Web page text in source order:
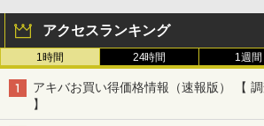
アクセスランキング
1時間 24時間 1週間
アキバお買い得価格情報（速報版） 【
】